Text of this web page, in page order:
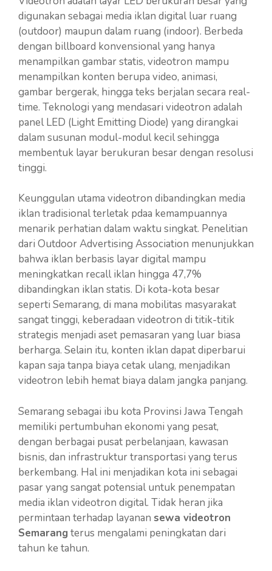
digunakan sebagai media iklan digital luar ruang
(outdoor) maupun dalam ruang (indoor). Berbeda
dengan billboard konvensional yang hanya
menampilkan gambar statis, videotron mampu
menampilkan konten berupa video, animasi,
gambar bergerak, hingga teks berjalan secara real-
time. Teknologi yang mendasari videotron adalah
panel LED (Light Emitting Diode) yang dirangkai
dalam susunan modul-modul kecil sehingga
membentuk layar berukuran besar dengan resolusi
tinggi.
Keunggulan utama videotron dibandingkan media
iklan tradisional terletak pdaa kemampuannya
menarik perhatian dalam waktu singkat. Penelitian
dari Outdoor Advertising Association menunjukkan
bahwa iklan berbasis layar digital mampu
meningkatkan recall iklan hingga 47,7%
dibandingkan iklan statis. Di kota-kota besar
seperti Semarang, di mana mobilitas masyarakat
sangat tinggi, keberadaan videotron di titik-titik
strategis menjadi aset pemasaran yang luar biasa
berharga. Selain itu, konten iklan dapat diperbarui
kapan saja tanpa biaya cetak ulang, menjadikan
videotron lebih hemat biaya dalam jangka panjang.
Semarang sebagai ibu kota Provinsi Jawa Tengah
memiliki pertumbuhan ekonomi yang pesat,
dengan berbagai pusat perbelanjaan, kawasan
bisnis, dan infrastruktur transportasi yang terus
berkembang. Hal ini menjadikan kota ini sebagai
pasar yang sangat potensial untuk penempatan
media iklan videotron digital. Tidak heran jika
permintaan terhadap layanan sewa videotron
Semarang terus mengalami peningkatan dari
tahun ke tahun.